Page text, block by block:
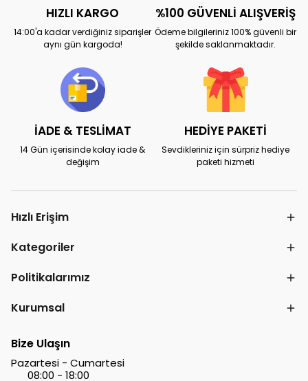
HIZLI KARGO
14:00'a kadar verdiğiniz siparişler
aynı gün kargoda!
%100 GÜVENLİ ALIŞVERİŞ
Ödeme bilgileriniz 100% güvenli bir
şekilde saklanmaktadır.
İADE & TESLİMAT
14 Gün içerisinde kolay iade &
değişim
HEDİYE PAKETİ
Sevdikleriniz için sürpriz hediye
paketi hizmeti
Hızlı Erişim
Kategoriler
Politikalarımız
Kurumsal
Bize Ulaşın
Pazartesi - Cumartesi
08:00 - 18:00